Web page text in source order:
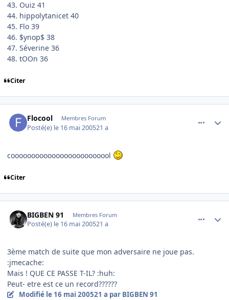
43. Ouiz 41
44. hippolytanicet 40
45. Flo 39
46. $ynop$ 38
47. Séverine 36
48. tOOn 36
Citer
Flocool Membres Forum
Posté(e) le 16 mai 200521 a
cooooooooooooooooooooooool
Citer
BIGBEN 91 Membres Forum
Posté(e) le 16 mai 200521 a
3ème match de suite que mon adversaire ne joue pas.
:jmecache:
Mais ! QUE CE PASSE T-IL? :huh:
Peut- etre est ce un record??????
Modifié le 16 mai 200521 a par BIGBEN 91